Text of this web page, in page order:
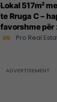
Lokal 517m²
te Rruga C –
favorshme për
biznesit
Pro Real